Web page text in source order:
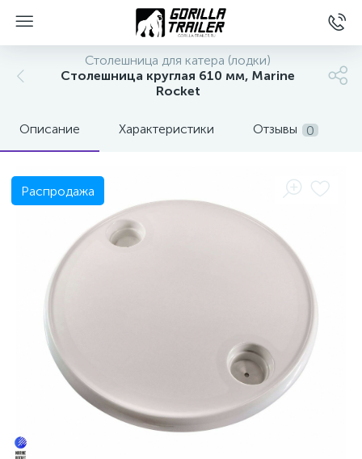
Столешница для катера (лодки)
Столешница круглая 610 мм, Marine
Rocket
Описание Характеристики Отзывы 0
Распродажа